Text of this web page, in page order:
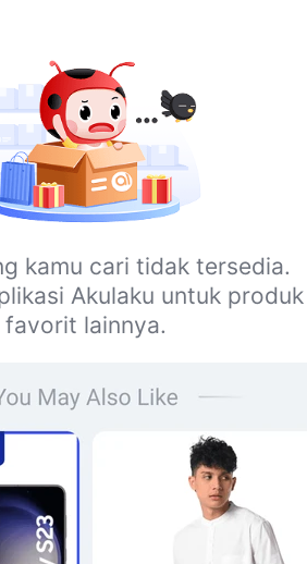
kamu cari tidak tersedia.
Akulaku untuk produk
favorit lainnya.